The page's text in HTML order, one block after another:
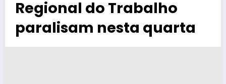
Regional do Trabalho
paralisam nesta quarta